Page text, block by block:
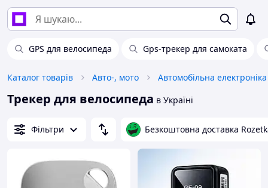
GPS для велосипеда Gps-трекер для самоката
Каталог товарів Авто-, мото Автомобільна електроніка
Трекер для велосипеда в Україні
Фільтри Безкоштовна доставка